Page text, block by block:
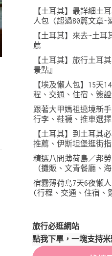
【土耳其】最詳細土
人包 (超過80篇文章~
【土耳其】來去~土
薦
【土耳其】旅行土耳
景點』
【埃及懶人包】15天
程、交通、住宿、簽
跟著大甲媽祖遶境新
行李、鞋襪、推車選擇
【土耳其】到土耳其
推薦、伊斯坦堡逛街
精選八間薄荷島／邦
（攤販、文青餐廳、海
宿霧薄荷島7天6夜懶
(行程、交通、住宿、
旅行必逛網站
點我下單，一塊支持